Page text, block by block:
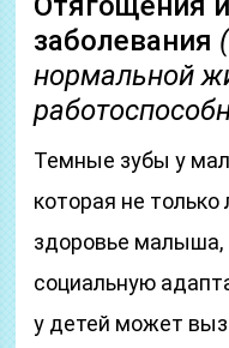
заболевания
нормальной
Темные зубы у
которая не
здоровье малыша,
социальную
у детей может